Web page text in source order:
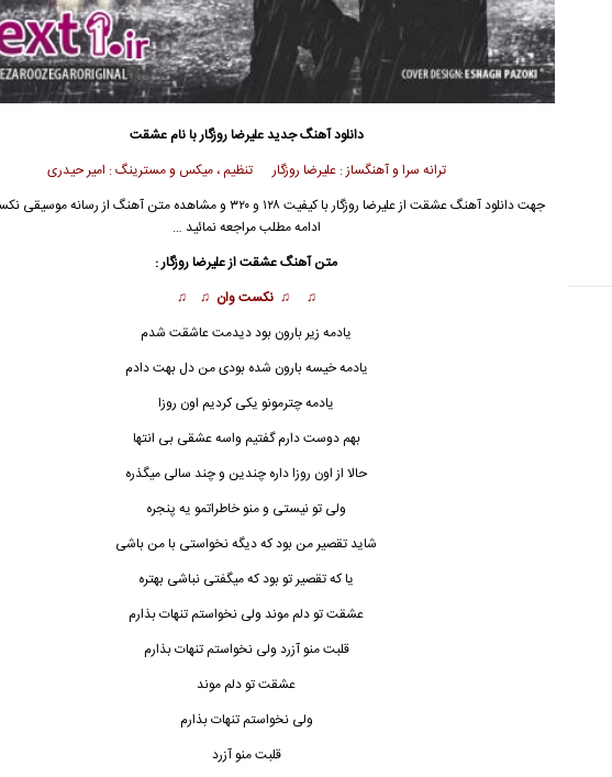
دانلود آهنگ جدیدعلیرضا روزگار با نام عشقت
ترانه سرا و آهنگساز : علیرضا روزگار تنظیم ، میکس و مسترینگ : امیر حیدری
جهت دانلود آهنگ عشقت ازعلیرضا روزگار
با کیفیت ۱۲۸ و ۳۲۰ و مشاهده متن آهنگ از رسانه
ادامه مطلب مراجعه نمائید …
متن آهنگ عشقت از علیرضا روزگار :
♫ ♫ نکست وان ♫ ♫
یادمه زیر بارون بود دیدمت عاشقت شدم
یادمه خیسه بارون شده بودی من دل بهت دادم
یادمه چترمونو یکی کردیم اون روزا
بهم دوست دارم گفتیم واسه عشقی بی انتها
حالا از اون روزا داره چندین و چند سالی میگذره
ولی تو نیستی و منو خاطراتمو یه پنجره
شاید تقصیر من بود که دیگه نخواستی با من باشی
یا که تقصیر تو بود که میگفتی نباشی بهتره
عشقت تو دلم موند ولی نخواستم تنهات بذارم
قلبت منو آزرد ولی نخواستم تنهات بذارم
عشقت تو دلم موند
ولی نخواستم تنهات بذارم
قلبت منو آزرد